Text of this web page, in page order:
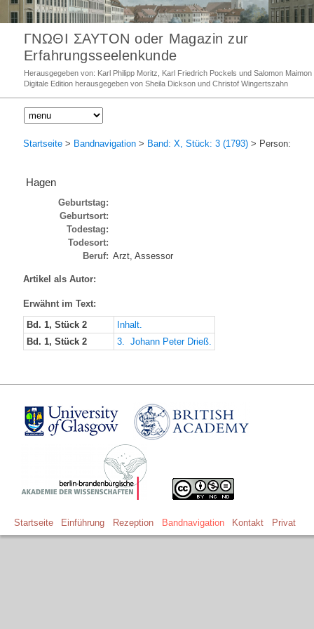
ΓΝΩΘΙ ΣΑΥΤΟΝ oder Magazin zur
Erfahrungsseelenkunde
Herausgegeben von: Karl Philipp Moritz, Karl Friedrich Pockels und Salomon Maimon
Digitale Edition herausgegeben von Sheila Dickson und Christof Wingertszahn
Startseite > Bandnavigation > Band: X, Stück: 3 (1793) > Person:
Hagen
Geburtstag:
Geburtsort:
Todestag:
Todesort:
Beruf: Arzt, Assessor
Artikel als Autor:
Erwähnt im Text:
Bd. 1, Stück 2
Inhalt.
Bd. 1, Stück 2
3. Johann Peter Drieß.
Startseite Einführung Rezeption Bandnavigation Kontakt Privat